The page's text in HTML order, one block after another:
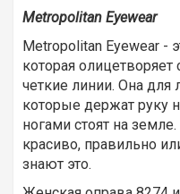
Metropolitan Eyewear
Metropolitan Eyewear -
которая
четкие линии. Она для
которые держат руку
ногами стоят на
красиво, правильно
знают это.